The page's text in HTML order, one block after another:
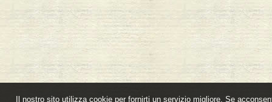
Il nostro sito utilizza cookie per fornirti un servizio migliore. Se